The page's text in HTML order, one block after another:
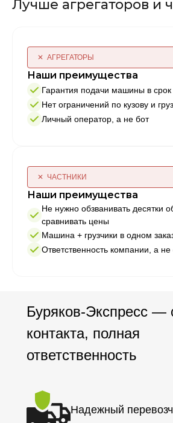
Лучше агрегаторов и
✕ АГРЕГАТОРЫ
Наши преимущества
Гарантия подачи машины в срок
Нет ограничений по кузову и
Личный оператор, а не бот
✕ ЧАСТНИКИ
Наши преимущества
Не нужно обзванивать десятки
сравнивать цены
Машина + грузчики в одном
Ответственность компании, а
Буряков-Экспресс —
контакта, полная
ответственность
Надежный